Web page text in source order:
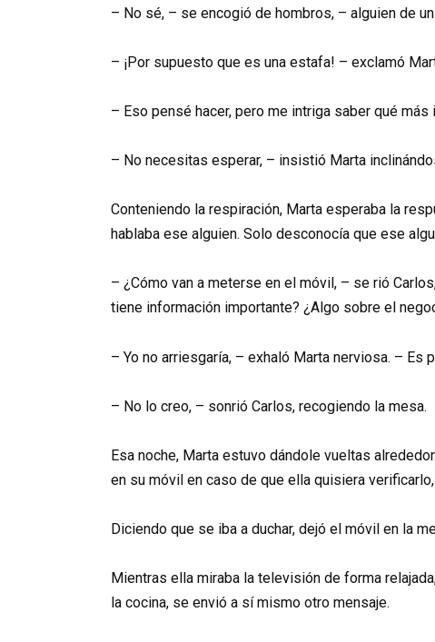
– No sé, – se encogió de hombros, – alguien de
– ¡Por supuesto que es una estafa! – exclamó
– Eso pensé hacer, pero me intriga saber qué
– No necesitas esperar, – insistió Marta
Conteniendo la respiración, Marta esperaba la
hablaba ese alguien. Solo desconocía que ese
– ¿Cómo van a meterse en el móvil, – se rió
tiene información importante? ¿Algo sobre el
– Yo no arriesgaría, – exhaló Marta nerviosa. – Es
– No lo creo, – sonrió Carlos, recogiendo la mesa.
Esa noche, Marta estuvo dándole vueltas
en su móvil en caso de que ella quisiera
Diciendo que se iba a duchar, dejó el móvil en la
Mientras ella miraba la televisión de forma
la cocina, se envió a sí mismo otro mensaje.